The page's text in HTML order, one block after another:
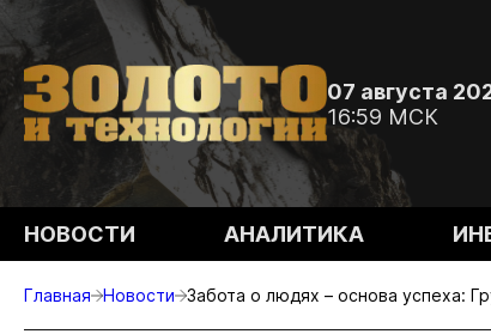
07 августа
16:59 МСК
НОВОСТИ АНАЛИТИКА
Главная Новости Забота о людях – основа успеха: